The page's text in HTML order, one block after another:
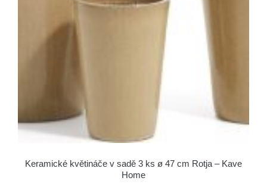
Keramické květináče v sadě 3 ks ø 47 cm Rotja – Kave
Home